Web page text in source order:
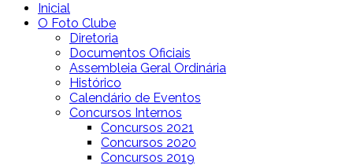
Inicial
O Foto Clube
Diretoria
Documentos Oficiais
Assembleia Geral Ordinária
Histórico
Calendário de Eventos
Concursos Internos
Concursos 2021
Concursos 2020
Concursos 2019